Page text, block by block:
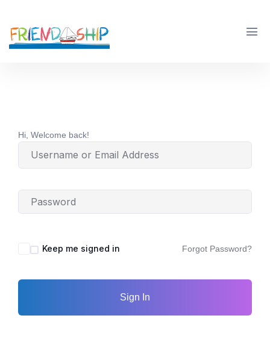
Hi, Welcome back!
Keep me signed in Forgot Password?
Sign In